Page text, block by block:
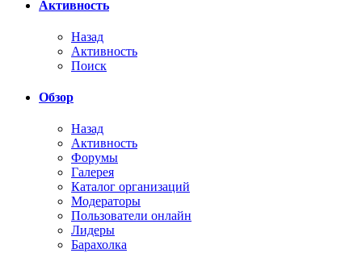
Активность
Назад
Активность
Поиск
Обзор
Назад
Активность
Форумы
Галерея
Каталог организаций
Модераторы
Пользователи онлайн
Лидеры
Барахолка